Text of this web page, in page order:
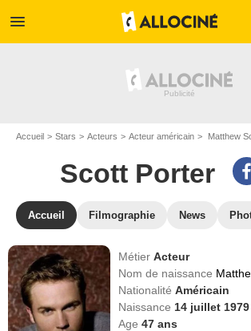
menu
Accueil Stars Acteurs Acteur américain Matthew
Scott Porter
Accueil Filmographie News
MétierActeur
Nom de naissance
NationalitéAméricain
Naissance 14 juillet 1979
Age47 ans